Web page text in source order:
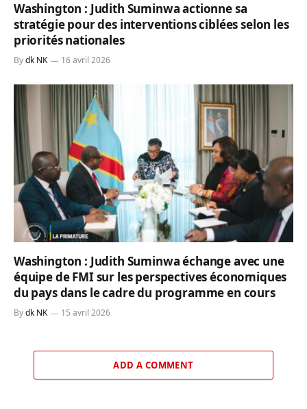
Washington : Judith Suminwa actionne sa
stratégie pour des interventions ciblées selon les
priorités nationales
Bydk NK 16 avril 2026
Washington : Judith Suminwa échange avec une
équipe de FMI sur les perspectives économiques
du pays dans le cadre du programme en cours
Bydk NK 15 avril 2026
ADD A COMMENT